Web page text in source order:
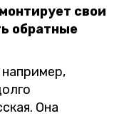
свои
обратные
Она